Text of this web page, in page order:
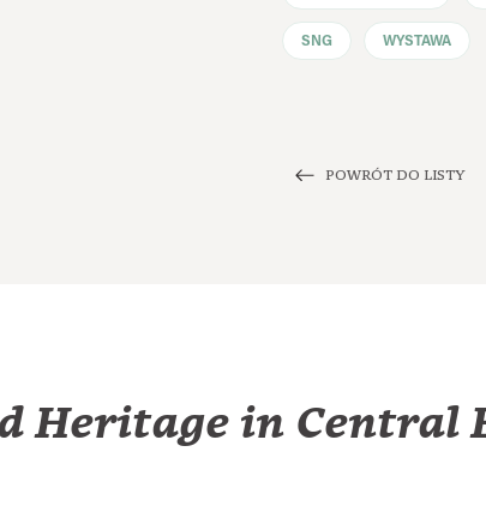
SNG WYSTAWA
POWRÓT DO LISTY
Heritage in Central